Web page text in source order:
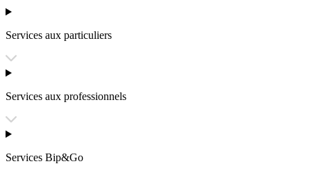
Services aux particuliers
Services aux professionnels
Services Bip&Go